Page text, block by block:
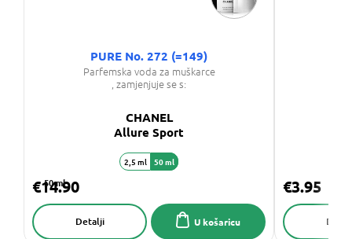
PURE No. 272 (=149)
Parfemska voda za muškarce
, zamjenjuje se s:
CHANEL
Allure Sport
50 ml
€14.90
U košaricu
Detalji
2,5 ml 50 ml
€3.95